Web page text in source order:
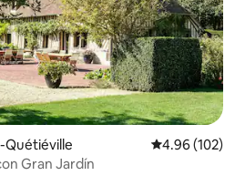
Quétiéville Calificación
4.96 (102)
Gran Jardín